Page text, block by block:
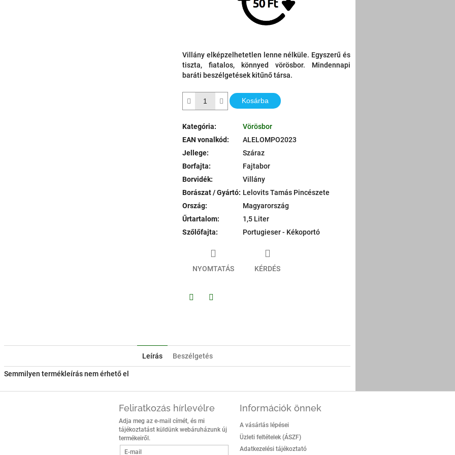
Villány elképzelhetetlen lenne nélküle. Egyszerű és
tiszta, fiatalos, könnyed vörösbor. Mindennapi
baráti beszélgetések kitűnő társa.
Kosárba
Kategória:
Vörösbor
EAN vonalkód:
ALELOMPO2023
Jellege:
Száraz
Borfajta:
Fajtabor
Borvidék:
Villány
Borászat / Gyártó: Lelovits Tamás Pincészete
Ország:
Magyarország
Űrtartalom:
1,5 Liter
Szőlőfajta: Portugieser - Kékoportó
NYOMTATÁS KÉRDÉS
Leírás Beszélgetés
Semmilyen termékleírás nem érhető el
Feliratkozás hírlevélre
Adja meg az e-mail címét, és mi
tájékoztatást küldünk webáruházunk új
termékeiről.
E-mail
Információk önnek
A vásárlás lépései
Üzleti feltételek (ÁSZF)
Adatkezelési tájékoztató